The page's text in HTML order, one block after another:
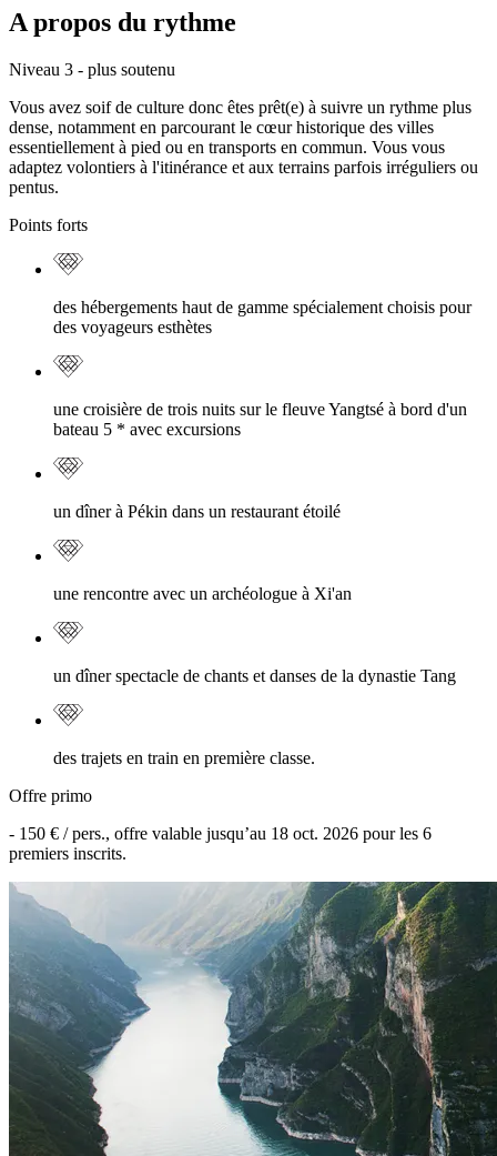
A propos du rythme
Niveau 3 - plus soutenu
Vous avez soif de culture donc êtes prêt(e) à suivre un rythme plus
dense, notamment en parcourant le cœur historique des villes
essentiellement à pied ou en transports en commun. Vous vous
adaptez volontiers à l'itinérance et aux terrains parfois irréguliers ou
pentus.
Points forts
des hébergements haut de gamme spécialement choisis pour
des voyageurs esthètes
une croisière de trois nuits sur le fleuve Yangtsé à bord d'un
bateau 5 * avec excursions
un dîner à Pékin dans un restaurant étoilé
une rencontre avec un archéologue à Xi'an
un dîner spectacle de chants et danses de la dynastie Tang
des trajets en train en première classe.
Offre primo
- 150 € / pers., offre valable jusqu’au 18 oct. 2026 pour les 6
premiers inscrits.